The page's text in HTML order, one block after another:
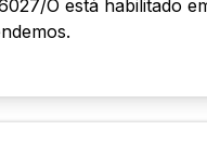
O está habilitado